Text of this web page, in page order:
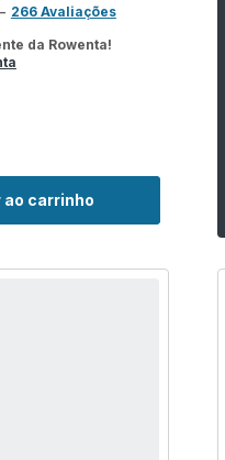
carrinho
- 266 Avaliações
da Rowenta!